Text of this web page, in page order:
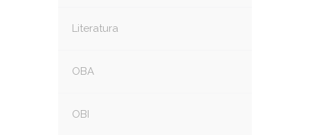
Literatura
OBA
OBI